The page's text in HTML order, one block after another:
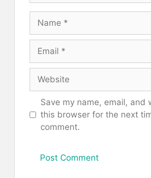
Name
Email
Website
Save my name, email, and
this browser for the next
comment.